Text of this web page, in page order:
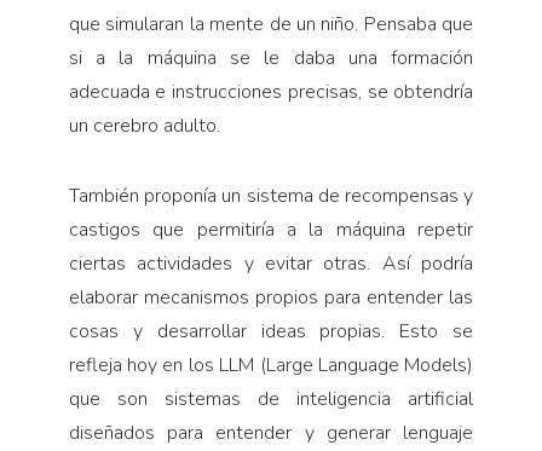
que simularan la mente de un niño. Pensaba que
si a la máquina se le daba una formación
adecuada e instrucciones precisas, se obtendría
un cerebro adulto.
También proponía un sistema de recompensas y
castigos que permitiría a la máquina repetir
ciertas actividades y evitar otras. Así podría
elaborar mecanismos propios para entender las
cosas y desarrollar ideas propias. Esto se
refleja hoy en los LLM (Large Language Models)
que son sistemas de inteligencia artificial
diseñados para entender y generar lenguaje